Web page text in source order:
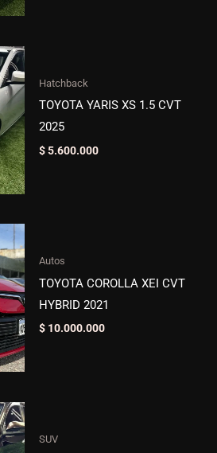
Hatchback
TOYOTA YARIS XS 1.5 CVT
2025
$5.600.000
Autos
TOYOTA COROLLA XEI CVT
HYBRID 2021
$ 10.000.000
SUV